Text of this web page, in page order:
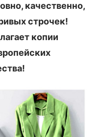
качественно,
строчек!
копии